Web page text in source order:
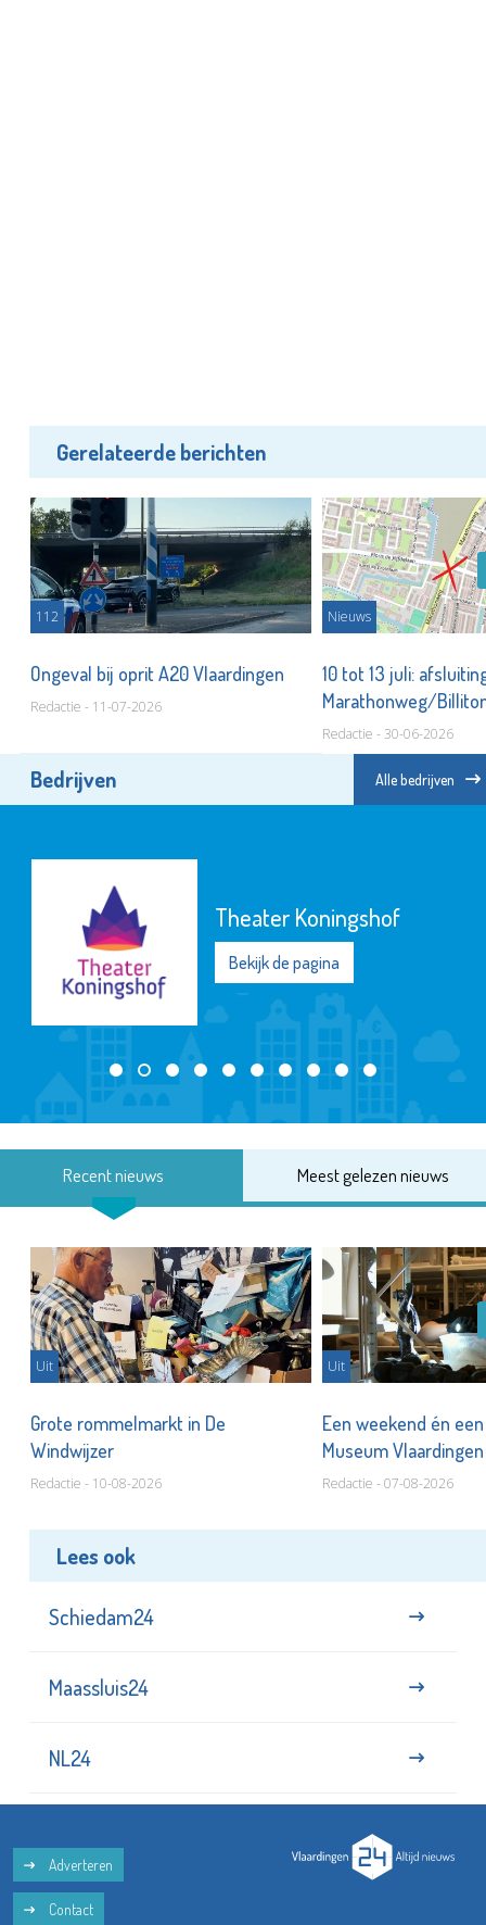
Gerelateerde berichten
112
Ongeval bij oprit A20 Vlaardingen
Redactie - 11-07-2026
Nieuws
10 tot 13 juli:
Marathonweg/
Redactie - 30-06-2026
Bedrijven Alle bedrijven
Theater Koningshof
Bekijk de pagina
Recent nieuws Meest gelezen nieuws
Uit
Grote rommelmarkt in De
Windwijzer
Redactie - 10-08-2026
Uit
Een weekend én
Museum
Redactie - 07-08-2026
Lees ook
Schiedam24
Maassluis24
NL24
Adverteren
Contact